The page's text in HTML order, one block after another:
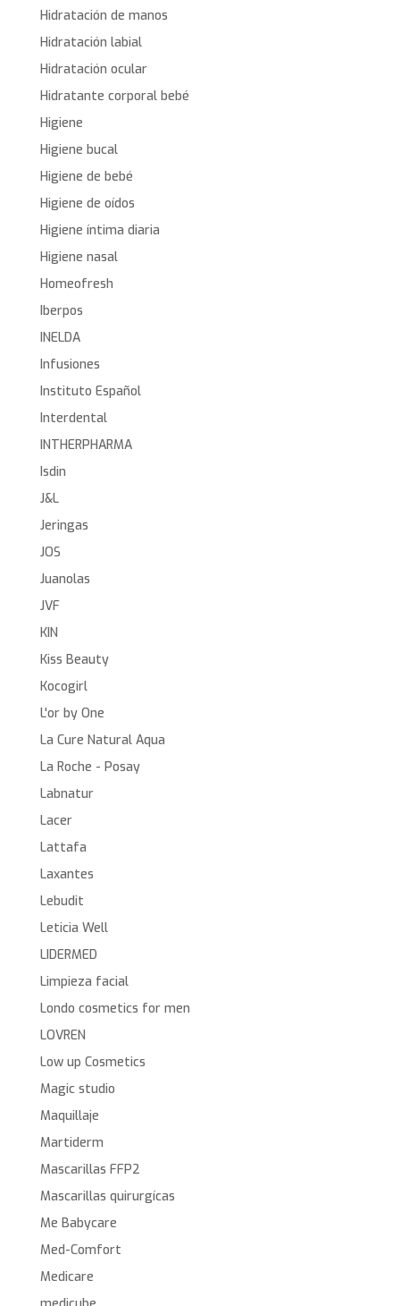
Hidratación de manos
Hidratación labial
Hidratación ocular
Hidratante corporal bebé
Higiene
Higiene bucal
Higiene de bebé
Higiene de oídos
Higiene íntima diaria
Higiene nasal
Homeofresh
Iberpos
INELDA
Infusiones
Instituto Español
Interdental
INTHERPHARMA
Isdin
J&L
Jeringas
JOS
Juanolas
JVF
KIN
Kiss Beauty
Kocogirl
L'or by One
La Cure Natural Aqua
La Roche - Posay
Labnatur
Lacer
Lattafa
Laxantes
Lebudit
Leticia Well
LIDERMED
Limpieza facial
Londo cosmetics for men
LOVREN
Low up Cosmetics
Magic studio
Maquillaje
Martiderm
Mascarillas FFP2
Mascarillas quirurgícas
Me Babycare
Med-Comfort
Medicare